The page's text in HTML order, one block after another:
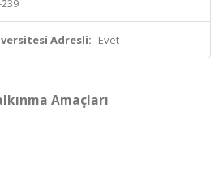
Adresli: Evet
Amaçları